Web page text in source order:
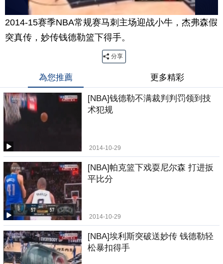
2014-15赛季NBA常规赛马刺主场迎战小牛，杰弗森假
突真传，妙传钱德勒篮下得手。
分享
為您推薦 更多精彩
[NBA]钱德勒不满裁判判罚领到技
术犯规
2014-10-29
[NBA]帕克篮下戏耍尼尔森 打进扳
平比分
2014-10-29
[NBA]埃利斯突破送妙传 钱德勒轻
松暴扣得手